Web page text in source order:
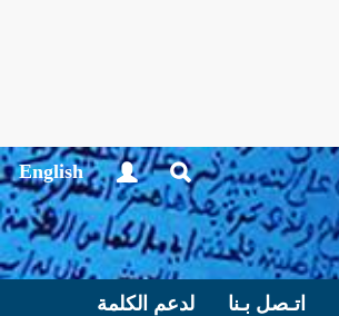
English
اتـصل بـنا لدعم الكلمة